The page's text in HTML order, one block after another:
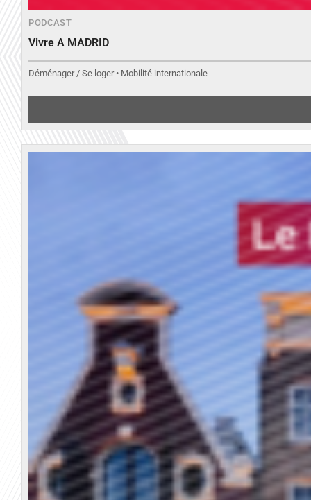
PODCAST
Vivre A MADRID
Déménager / Se loger • Mobilité internationale